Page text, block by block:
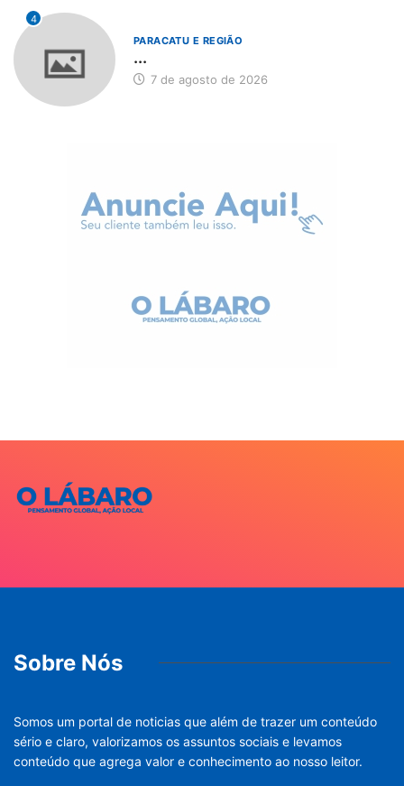
4
PARACATU E REGIÃO
...
7 de agosto de 2026
Sobre Nós
Somos um portal de noticias que além de trazer um conteúdo
sério e claro, valorizamos os assuntos sociais e levamos
conteúdo que agrega valor e conhecimento ao nosso leitor.